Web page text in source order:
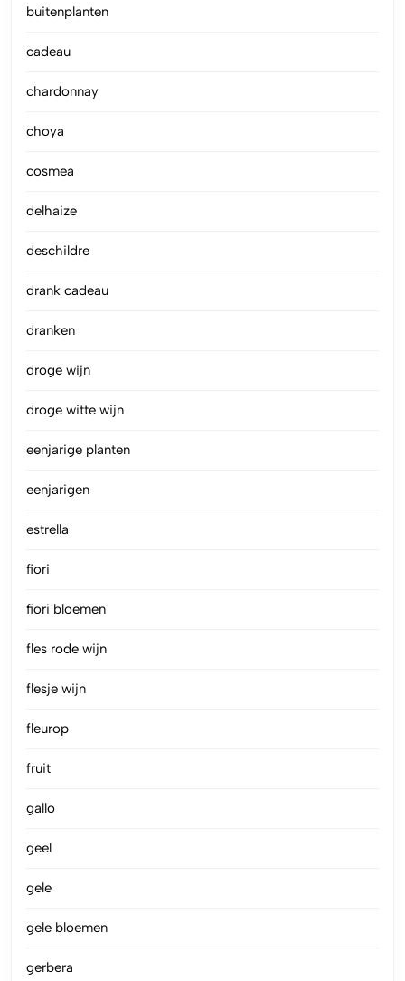
buitenplanten
cadeau
chardonnay
choya
cosmea
delhaize
deschildre
drank cadeau
dranken
droge wijn
droge witte wijn
eenjarige planten
eenjarigen
estrella
fiori
fiori bloemen
fles rode wijn
flesje wijn
fleurop
fruit
gallo
geel
gele
gele bloemen
gerbera